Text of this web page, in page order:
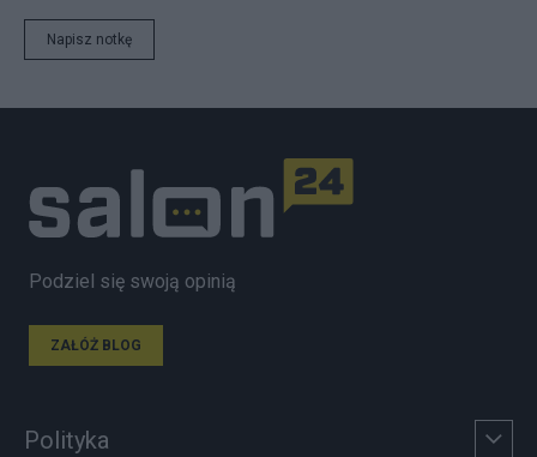
Napisz notkę
Podziel się swoją opinią
ZAŁÓŻ BLOG
Polityka